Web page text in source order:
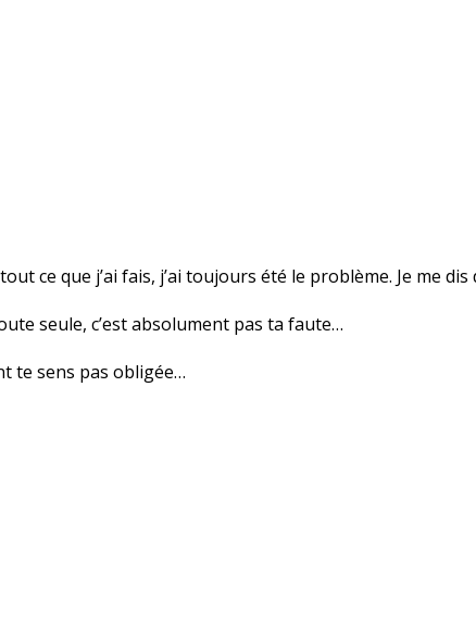
ce que j’ai fais, j’ai toujours été le problème. Je me
seule, c’est absolument pas ta faute…
te sens pas obligée…